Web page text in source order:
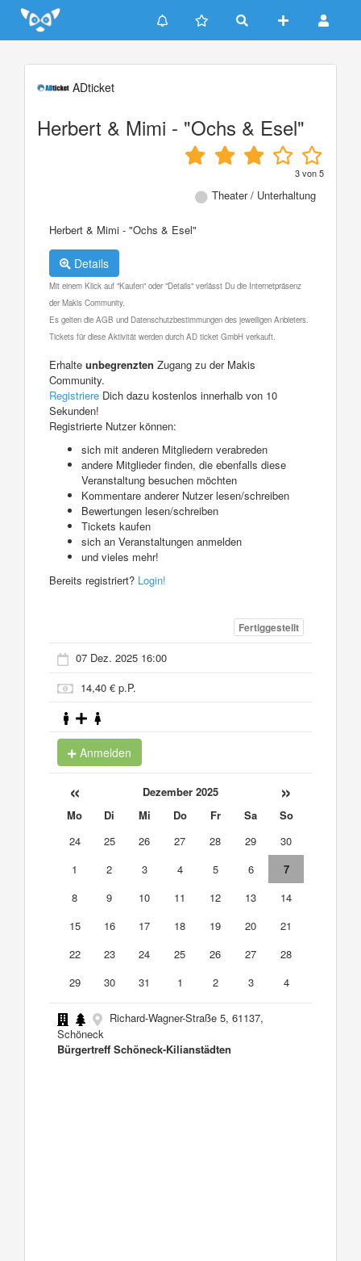
Update cookies preferences
ADticket
Herbert & Mimi - "Ochs & Esel"
3von5
Theater / Unterhaltung
Herbert & Mimi - "Ochs & Esel"
Details
Mit einem Klick auf "Kaufen" oder "Details" verlässt Du die Internetpräsenz
der Makis Community.
Es gelten die AGB und Datenschutzbestimmungen des jeweiligen Anbieters.
Tickets für diese Aktivität werden durch AD ticket GmbH verkauft.
Erhalte unbegrenzten Zugang zu der Makis
Community.
Registriere Dich dazu kostenlos innerhalb von 10
Sekunden!
Registrierte Nutzer können:
sich mit anderen Mitgliedern verabreden
andere Mitglieder finden, die ebenfalls diese
Veranstaltung besuchen möchten
Kommentare anderer Nutzer lesen/schreiben
Bewertungen lesen/schreiben
Tickets kaufen
sich an Veranstaltungen anmelden
und vieles mehr!
Bereits registriert? Login!
Fertiggestellt
07 Dez. 2025 16:00
14,40 € p.P.
Anmelden
« Dezember 2025 »
Mo Di Mi Do Fr Sa
So
24
25 26 27 28 29
30
1
2 3 4 5 6
7
8
9 10 11 12 13
14
15
16 17 18 19 20
21
22
23 24 25 26 27
28
29
30 31 1 2 3 4
Richard-Wagner-Straße 5, 61137,
Schöneck
Bürgertreff Schöneck-Kilianstädten